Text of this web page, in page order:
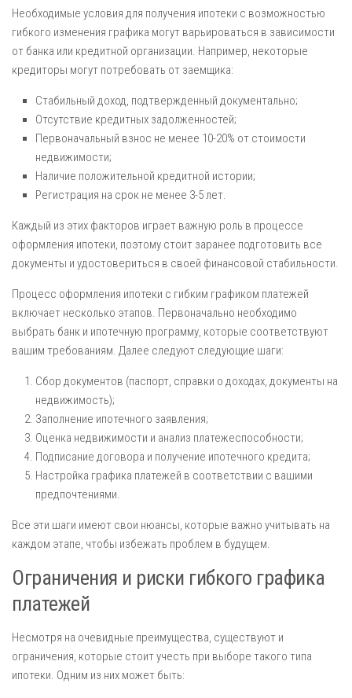
Необходимые условия для получения ипотеки с возможностью
гибкого изменения графика могут варьироваться в зависимости
от банка или кредитной организации. Например, некоторые
кредиторы могут потребовать от заемщика:
Стабильный доход, подтвержденный документально;
Отсутствие кредитных задолженностей;
Первоначальный взнос не менее 10-20% от стоимости
недвижимости;
Наличие положительной кредитной истории;
Регистрация на срок не менее 3-5 лет.
Каждый из этих факторов играет важную роль в процессе
оформления ипотеки, поэтому стоит заранее подготовить все
документы и удостовериться в своей финансовой стабильности.
Процесс оформления ипотеки с гибким графиком платежей
включает несколько этапов. Первоначально необходимо
выбрать банк и ипотечную программу, которые соответствуют
вашим требованиям. Далее следуют следующие шаги:
Сбор документов (паспорт, справки о доходах, документы на
недвижимость);
Заполнение ипотечного заявления;
Оценка недвижимости и анализ платежеспособности;
Подписание договора и получение ипотечного кредита;
Настройка графика платежей в соответствии с вашими
предпочтениями.
Все эти шаги имеют свои нюансы, которые важно учитывать на
каждом этапе, чтобы избежать проблем в будущем.
Ограничения и риски гибкого графика
платежей
Несмотря на очевидные преимущества, существуют и
ограничения, которые стоит учесть при выборе такого типа
ипотеки. Одним из них может быть: